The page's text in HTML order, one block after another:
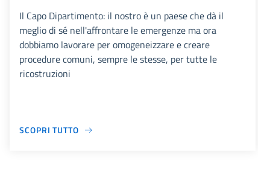
Il Capo Dipartimento: il nostro è un paese che dà il
meglio di sé nell'affrontare le emergenze ma ora
dobbiamo lavorare per omogeneizzare e creare
procedure comuni, sempre le stesse, per tutte le
ricostruzioni
SCOPRI TUTTO